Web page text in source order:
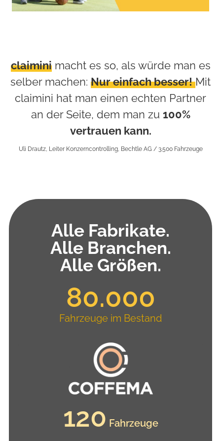
claiminimacht es so, als würde man es
selber machen: Nur einfach besser! Mit
claimini hat man einen echten Partner
an der Seite, dem man zu 100%
vertrauen kann.
Uli Drautz, Leiter Konzerncontrolling, Bechtle AG / 3.500 Fahrzeuge
Alle Fabrikate.
Alle Branchen.
Alle Größen.
80.000
Fahrzeuge im Bestand
120 Fahrzeuge